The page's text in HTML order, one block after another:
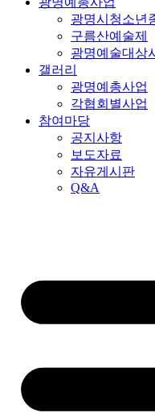
광명시청소년
구름산예술제
광명예술대상
갤러리
광명예총사업
각협회별사업
참여마당
공지사항
보도자료
자유게시판
Q&A